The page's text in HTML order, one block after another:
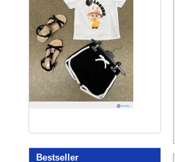
Bestseller